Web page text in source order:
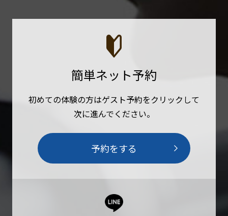
簡単ネット予約
初めての体験の方はゲスト予約をクリックして
次に進んでください。
予約をする